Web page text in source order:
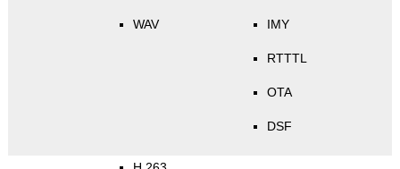
WAV IMY
RTTTL
OTA
DSF